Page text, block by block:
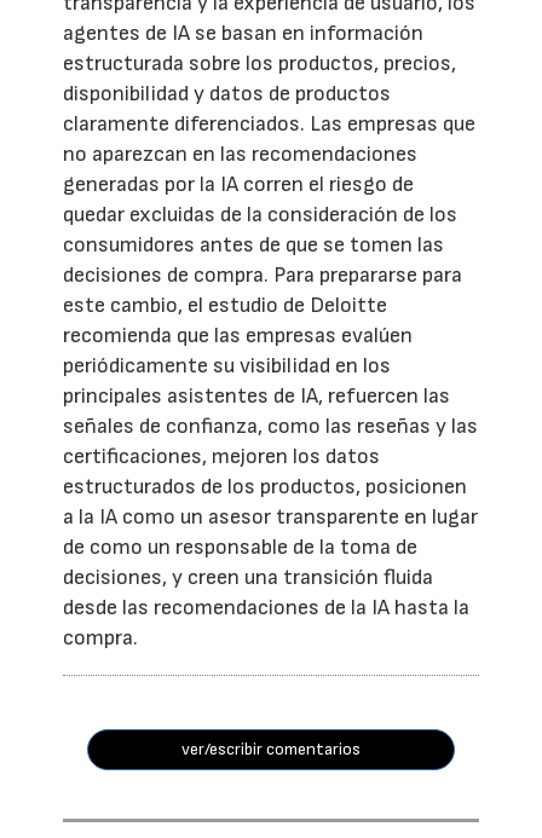
agentes de IA se basan en información
estructurada sobre los productos, precios,
disponibilidad y datos de productos
claramente diferenciados. Las empresas que
no aparezcan en las recomendaciones
generadas por la IA corren el riesgo de
quedar excluidas de la consideración de los
consumidores antes de que se tomen las
decisiones de compra. Para prepararse para
este cambio, el estudio de Deloitte
recomienda que las empresas evalúen
periódicamente su visibilidad en los
principales asistentes de IA, refuercen las
señales de confianza, como las reseñas y las
certificaciones, mejoren los datos
estructurados de los productos, posicionen
a la IA como un asesor transparente en lugar
de como un responsable de la toma de
decisiones, y creen una transición fluida
desde las recomendaciones de la IA hasta la
compra.
ver/escribir comentarios